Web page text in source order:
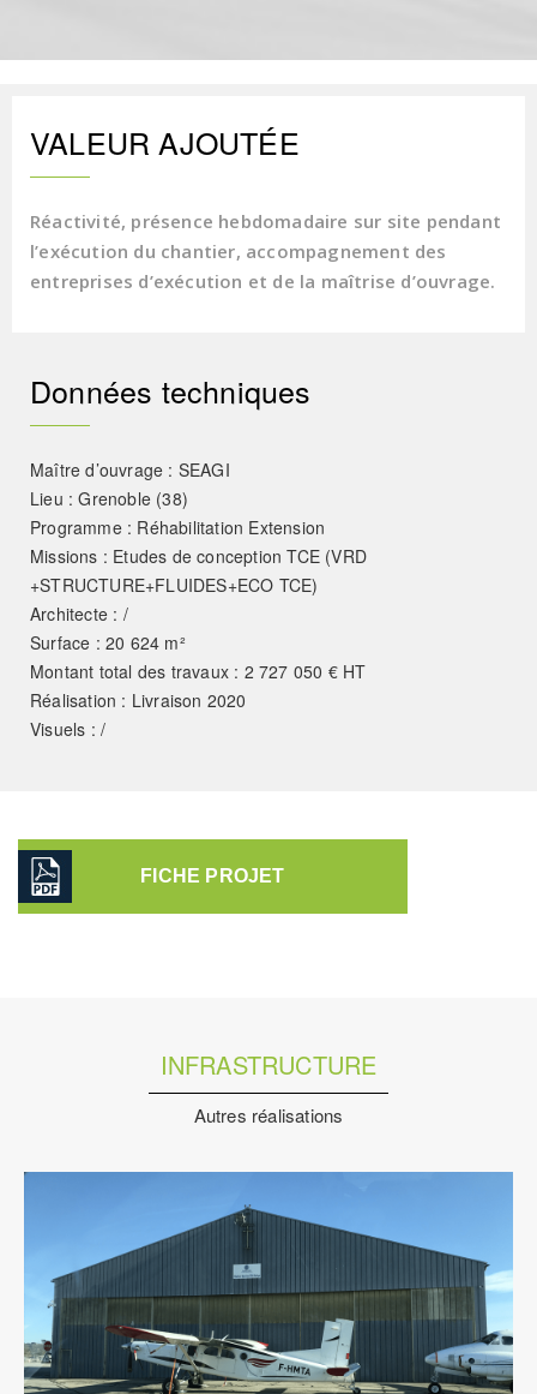
VALEUR AJOUTÉE
Réactivité, présence hebdomadaire sur site pendant
l’exécution du chantier, accompagnement des
entreprises d’exécution et de la maîtrise d’ouvrage.
Données techniques
Maître d’ouvrage : SEAGI
Lieu : Grenoble (38)
Programme : Réhabilitation Extension
Missions : Etudes de conception TCE (VRD
+STRUCTURE+FLUIDES+ECO TCE)
Architecte : /
Surface : 20 624 m²
Montant total des travaux : 2 727 050 € HT
Réalisation : Livraison 2020
Visuels : /
FICHE PROJET
INFRASTRUCTURE
Autres réalisations